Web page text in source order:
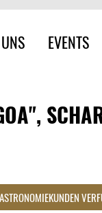
EVENTS